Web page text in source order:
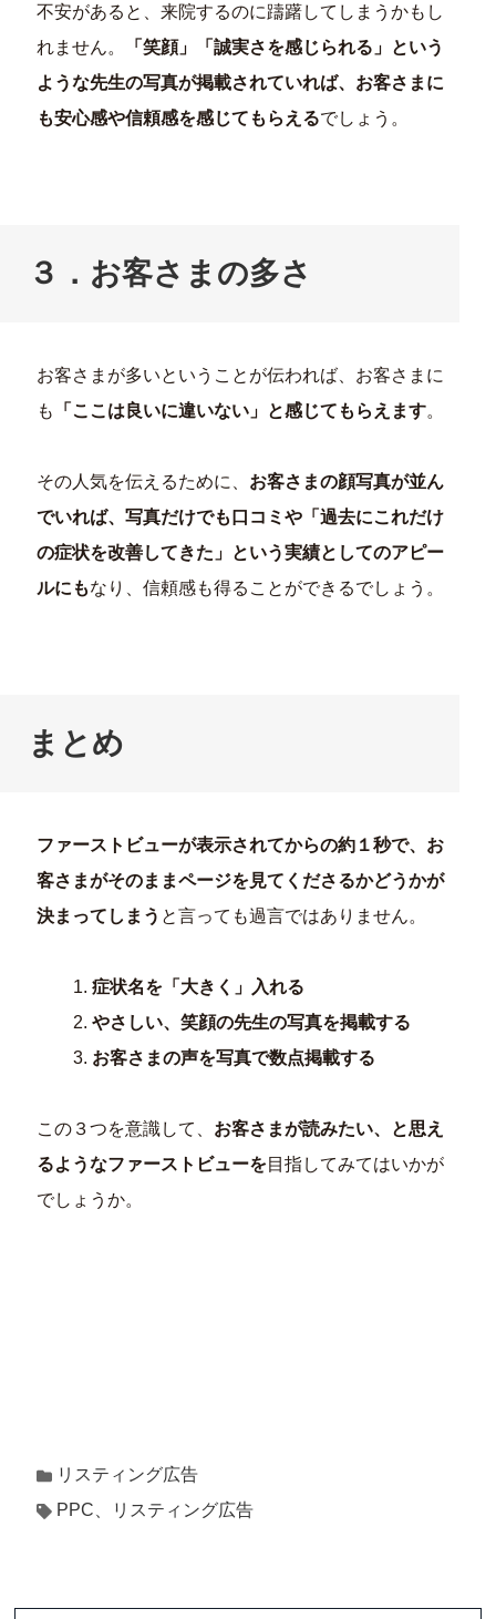
不安があると、来院するのに躊躇してしまうかもし
れません。
「笑顔」「誠実さを感じられる」という
ような先生の写真が掲載されていれば、お客さまに
も安心感や信頼感を感じてもらえるでしょう。
３．お客さまの多さ
お客さまが多いということが伝われば、お客さまに
も
「ここは良いに違いない」と感じてもらえます。
その人気を伝えるために、 お客さまの顔写真が並ん
でいれば、写真だけでも口コミや「過去にこれだけ
の症状を改善してきた」という実績としてのアピー
ルにもなり、信頼感も得ることができるでしょう。
まとめ
ファーストビューが表示されてからの約１秒で、お
客さまがそのままページを見てくださるかどうかが
決まってしまう と言っても過言ではありません。
症状名を「大きく」入れる
やさしい、笑顔の先生の写真を掲載する
お客さまの声を写真で数点掲載する
この３つを意識して、 お客さまが読みたい、と思え
るようなファーストビューを目指してみてはいかが
でしょうか。
リスティング広告
PPC、リスティング広告